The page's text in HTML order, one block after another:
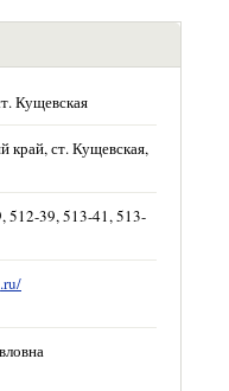
Кущевская
край, ст. Кущевская,
512-39, 513-41, 513-